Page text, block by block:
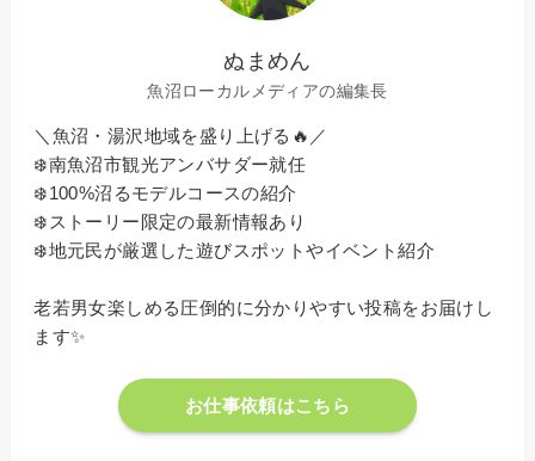
ぬまめん
魚沼ローカルメディアの編集長
＼魚沼・湯沢地域を盛り上げる🔥／
❄️南魚沼市観光アンバサダー就任
❄️100%沼るモデルコースの紹介
❄️ストーリー限定の最新情報あり
❄️地元民が厳選した遊びスポットやイベント紹介
老若男女楽しめる圧倒的に分かりやすい投稿をお届けし
ます✨
お仕事依頼はこちら